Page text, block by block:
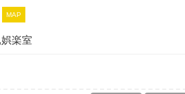
MAP
楽室